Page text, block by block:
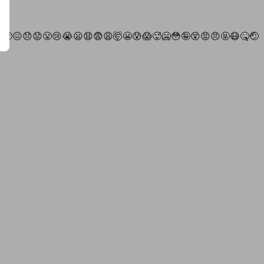
🙁😖😞😟😤😢😭😦😧😨😩🤯😬😰😱🥵🥶😳🤪😵😡😠🤬😷🤒🤕